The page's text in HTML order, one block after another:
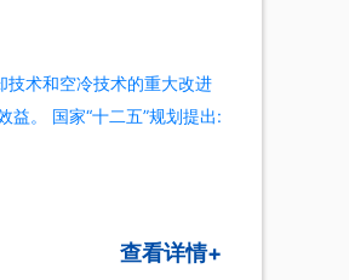
技术和空冷技术的重大改进
益。 国家“十二五”规划提出:
查看详情+